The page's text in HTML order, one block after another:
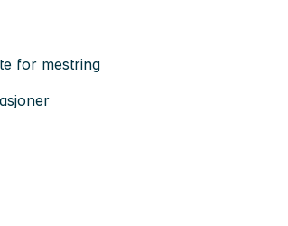
for mestring